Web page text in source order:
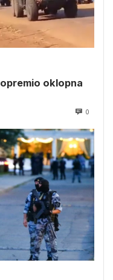
oklopna
0